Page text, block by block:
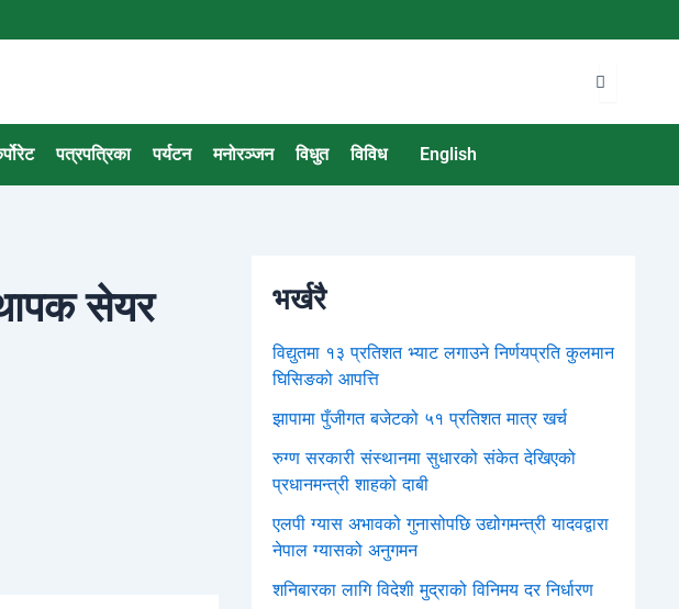
पत्रपत्रिका पर्यटन मनोरञ्जन विधुत विविध English
सेयर
भर्खरै
विद्युतमा १३ प्रतिशत भ्याट लगाउने निर्णयप्रति कुलमान
घिसिङको आपत्ति
झापामा पुँजीगत बजेटको ५१ प्रतिशत मात्र खर्च
रुग्ण सरकारी संस्थानमा सुधारको संकेत देखिएको
प्रधानमन्त्री शाहको दाबी
एलपी ग्यास अभावको गुनासोपछि उद्योगमन्त्री यादवद्वारा
नेपाल ग्यासको अनुगमन
शनिबारका लागि विदेशी मुद्राको विनिमय दर निर्धारण